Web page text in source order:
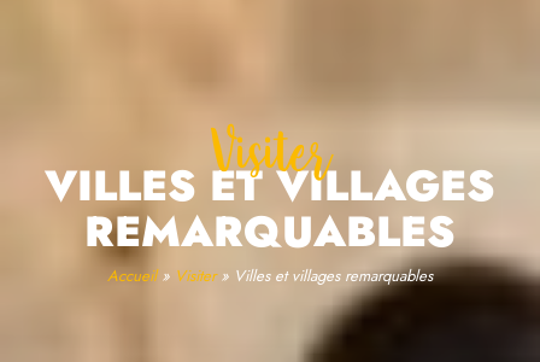
Visiter
VILLES ET VILLAGES
REMARQUABLES
Accueil» Visiter» Villes et villages remarquables